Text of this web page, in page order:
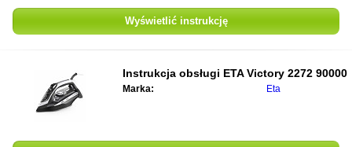
Wyświetlić instrukcję
Instrukcja obsługi ETA Victory 2272 90000
Marka: Eta